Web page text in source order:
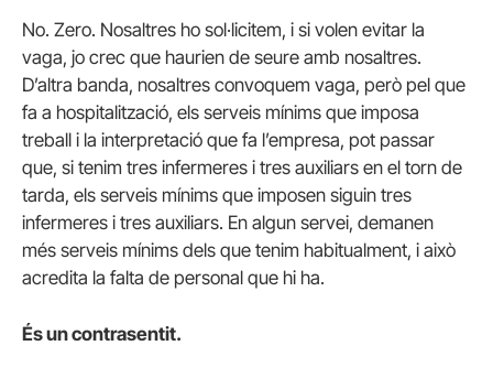
No. Zero. Nosaltres ho sol·licitem, i si volen evitar la
vaga, jo crec que haurien de seure amb nosaltres.
D’altra banda, nosaltres convoquem vaga, però pel que
fa a hospitalització, els serveis mínims que imposa
treball i la interpretació que fa l’empresa, pot passar
que, si tenim tres infermeres i tres auxiliars en el torn de
tarda, els serveis mínims que imposen siguin tres
infermeres i tres auxiliars. En algun servei, demanen
més serveis mínims dels que tenim habitualment, i això
acredita la falta de personal que hi ha.
És un contrasentit.